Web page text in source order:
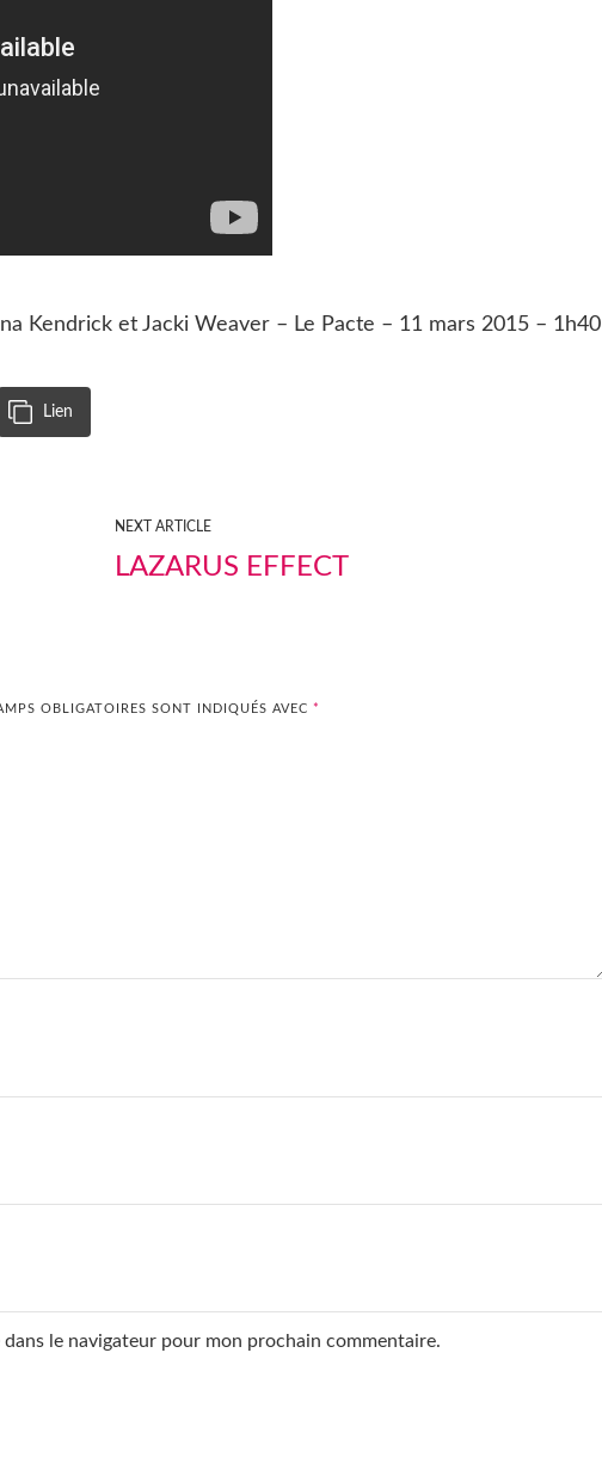
Kendrick et Jacki Weaver – Le Pacte – 11 mars 2015 – 1h40
Lien
NEXT ARTICLE
LAZARUS EFFECT
OBLIGATOIRES SONT INDIQUÉS AVEC *
le navigateur pour mon prochain commentaire.